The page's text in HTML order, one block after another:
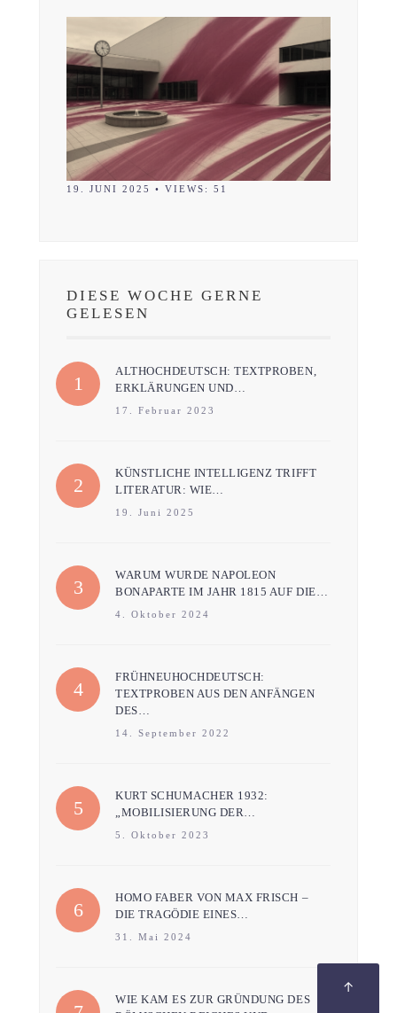
19. JUNI 2025 • VIEWS: 51
DIESE WOCHE GERNE
GELESEN
ALTHOCHDEUTSCH: TEXTPROBEN,
ERKLÄRUNGEN UND…
17. Februar 2023
KÜNSTLICHE INTELLIGENZ TRIFFT
LITERATUR: WIE…
19. Juni 2025
WARUM WURDE NAPOLEON
BONAPARTE IM JAHR 1815 AUF DIE…
4. Oktober 2024
FRÜHNEUHOCHDEUTSCH:
TEXTPROBEN AUS DEN ANFÄNGEN
DES…
14. September 2022
KURT SCHUMACHER 1932:
„MOBILISIERUNG DER…
5. Oktober 2023
HOMO FABER VON MAX FRISCH –
DIE TRAGÖDIE EINES…
31. Mai 2024
WIE KAM ES ZUR GRÜNDUNG DES
↑